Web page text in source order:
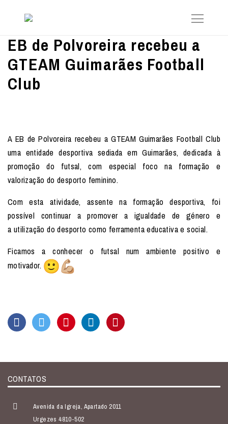
EB de Polvoreira recebeu a
GTEAM Guimarães Football
Club
A EB de Polvoreira recebeu a GTEAM Guimarães Football Club
uma entidade desportiva sediada em Guimarães, dedicada à
promoção do futsal, com especial foco na formação e
valorização do desporto feminino.
Com esta atividade, assente na formação desportiva, foi
possível continuar a promover a igualdade de género e
a utilização do desporto como ferramenta educativa e social.
Ficamos a conhecer o futsal num ambiente positivo e
motivador.
CONTATOS
Avenida da Igreja, Apartado 2011
Urgezes 4810-502